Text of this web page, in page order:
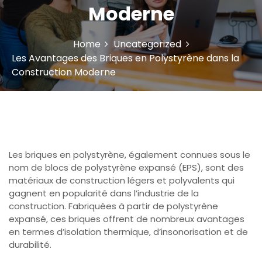
Moderne
Home
Uncategorized
Les Avantages des Briques en Polystyrène dans la
Construction Moderne
Les briques en polystyrène, également connues sous le
nom de blocs de polystyrène expansé (EPS), sont des
matériaux de construction légers et polyvalents qui
gagnent en popularité dans l’industrie de la
construction. Fabriquées à partir de polystyrène
expansé, ces briques offrent de nombreux avantages
en termes d’isolation thermique, d’insonorisation et de
durabilité.